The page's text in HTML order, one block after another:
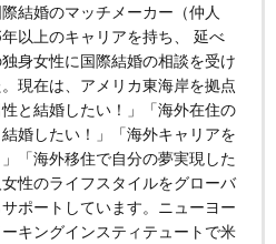
結婚のマッチメーカー（仲人
以上のキャリアを持ち、 延べ
身女性に国際結婚の相談を受け
現在は、アメリカ東海岸を拠点
と結婚したい！」「海外在住の
婚したい！」「海外キャリアを
「海外移住で自分の夢実現した
性のライフスタイルをグローバ
ポートしています。ニューヨー
キングインスティテュートで米